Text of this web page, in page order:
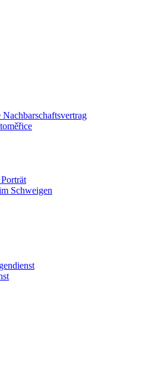
Schweigen